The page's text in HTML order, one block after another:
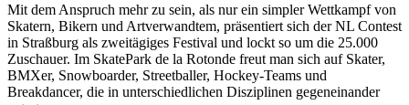
Mit dem Anspruch mehr zu sein, als nur ein simpler Wettkampf von
Skatern, Bikern und Artverwandtem, präsentiert sich der NL Contest
in Straßburg als zweitägiges Festival und lockt so um die 25.000
Zuschauer. Im SkatePark de la Rotonde freut man sich auf Skater,
BMXer, Snowboarder, Streetballer, Hockey-Teams und
Breakdancer, die in unterschiedlichen Disziplinen gegeneinander